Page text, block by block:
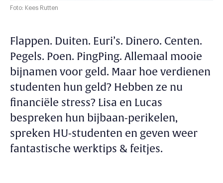
Foto: Kees Rutten
Flappen. Duiten. Euri’s. Dinero. Centen.
Pegels. Poen. PingPing. Allemaal mooie
bijnamen voor geld. Maar hoe verdienen
studenten hun geld? Hebben ze nu
financiële stress? Lisa en Lucas
bespreken hun bijbaan-perikelen,
spreken HU-studenten en geven weer
fantastische werktips & feitjes.